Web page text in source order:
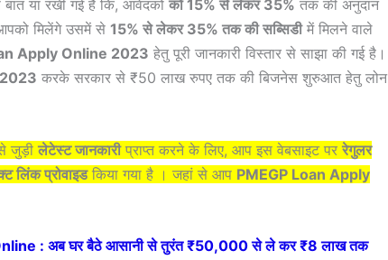
या रखी गई है कि, आवेदकों को 15% से लेकर 35% तक की अनुदान
आपको मिलेंगे उसमें से 15% से लेकर 35% तक की सब्सिडीमें मिलने वाले
Apply Online 2023 हेतु पूरी जानकारी विस्तार से साझा की गई है।
करके सरकार से ₹50 लाख रुपए तक की बिजनेस शुरुआत हेतु लोन
जुड़ी लेटेस्ट जानकारीप्राप्त करने के लिए, आप इस वेबसाइट पर रेगुलर
लिंक प्रोवाइडकिया गया है । जहां से आप PMEGP Loan Apply
: अब घर बैठे आसानी से तुरंत ₹50,000 से ले कर ₹8 लाख तक